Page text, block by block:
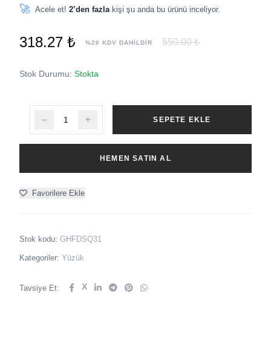
🚀 Acele et! 2’den fazla kişi şu anda bu ürünü inceliyor.
318.27 ₺ %20 KDV DAHİLDİR 550.00 ₺
Stok Durumu: Stokta
SEPETE EKLE
HEMEN SATIN AL
Favorilere Ekle
Stok kodu: GHFDSQ31
Kategoriler: Yüzük
Tavsiye Et: X